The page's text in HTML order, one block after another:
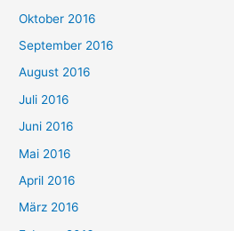
Oktober 2016
September 2016
August 2016
Juli 2016
Juni 2016
Mai 2016
April 2016
März 2016